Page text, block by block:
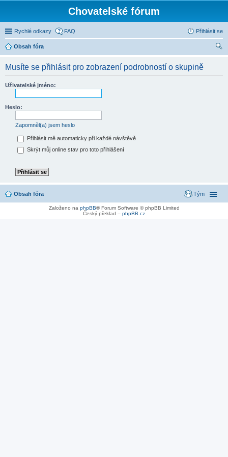
Chovatelské fórum
Rychlé odkazy FAQ Přihlásit se
Obsah fóra
Musíte se přihlásit pro zobrazení podrobností o skupině
Uživatelské jméno:
Heslo:
Zapomněl(a) jsem heslo
Přihlásit mě automaticky při každé návštěvě
Skrýt můj online stav pro toto přihlášení
Obsah fóra Tým
Založeno na phpBB® Forum Software © phpBB Limited
Český překlad – phpBB.cz